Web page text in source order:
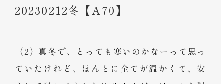
20230212冬【A70】
（2）真冬で、とっても寒いのかなーって思っ
ていたけれど、ほんとに全てが温かくて、安